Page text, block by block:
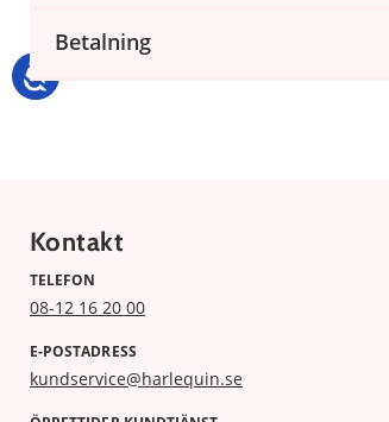
Betalning
Kontakt
TELEFON
08-12 16 20 00
E-POSTADRESS
kundservice@harlequin.se